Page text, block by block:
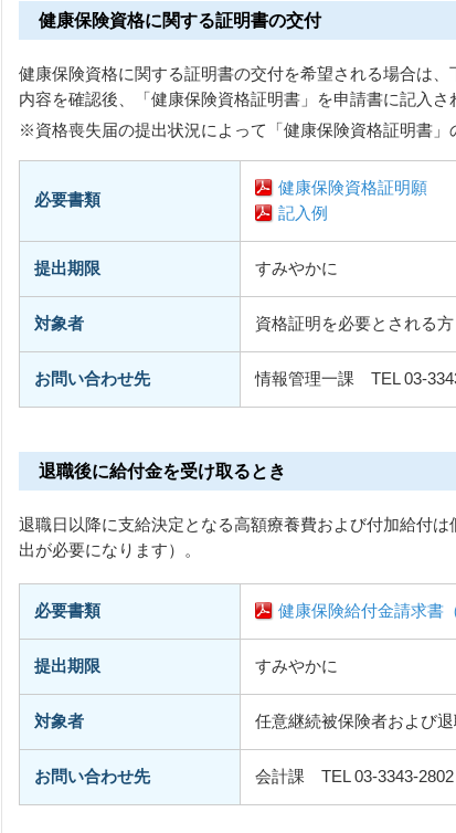
健康保険資格に関する証明書の交付
健康保険資格に関する証明書の交付を希望される場合は、
内容を確認後、「健康保険資格証明書」を申請書に記入さ
※資格喪失届の提出状況によって「健康保険資格証明書」
必要書類
健康保険資格証明願
記入例
提出期限 すみやかに
対象者 資格証明を必要とされる方
お問い合わせ先 情報管理一課 TEL 03-
退職後に給付金を受け取るとき
退職日以降に支給決定となる高額療養費および付加給付
出が必要になります）。
必要書類 健康保険給付金請求書
提出期限 すみやかに
対象者 任意継続被保険者および
お問い合わせ先 会計課 TEL 03-3343-2802